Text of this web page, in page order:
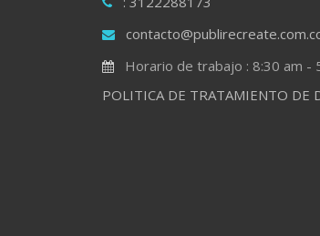
Horario de trabajo : 8:30 am -
POLITICA DE TRATAMIENTO DE